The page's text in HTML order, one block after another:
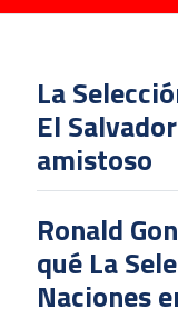
La
El
amistoso
Ronald
qué La
Naciones